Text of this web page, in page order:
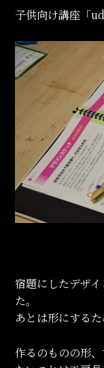
子供向け講座「
宿題にしたデザ
た。
あとは形にする
作るのものの形